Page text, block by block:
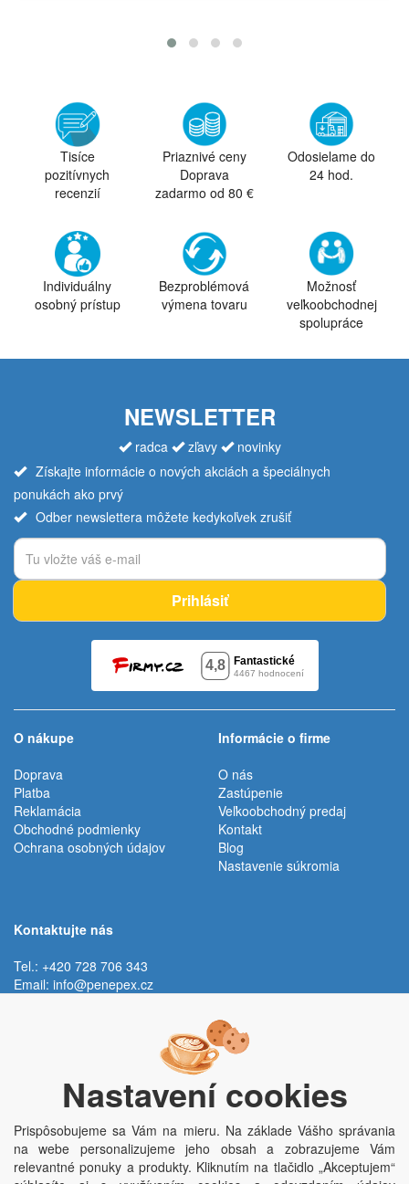
Tisíce
pozitívnych
recenzií
Priaznivé ceny
Doprava
zadarmo od 80 €
Odosielame do
24 hod.
Individuálny
osobný prístup
Bezproblémová
výmena tovaru
Možnosť
veľkoobchodnej
spolupráce
NEWSLETTER
radca zľavy
novinky
Získajte informácie o nových akciách a špeciálnych
ponukách ako prvý
Odber newslettera môžete kedykoľvek zrušiť
Prihlásiť
O nákupe
Doprava
Platba
Reklamácia
Obchodné podmienky
Ochrana osobných údajov
Informácie o firme
O nás
Zastúpenie
Veľkoobchodný predaj
Kontakt
Blog
Nastavenie súkromia
Kontaktujte nás
Tel.: +420 728 706 343
Email: info@penepex.cz
Trávník 2076, 686 03 Staré Město
Nastavení cookies
Prispôsobujeme sa Vám na mieru. Na základe Vášho správania
na webe personalizujeme jeho obsah a zobrazujeme Vám
relevantné ponuky a produkty. Kliknutím na tlačidlo „Akceptujem“